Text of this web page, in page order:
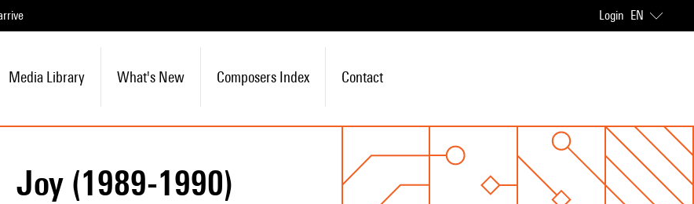
Login EN
Media Library What's New Composers Index Contact
Joy (1989-1990)